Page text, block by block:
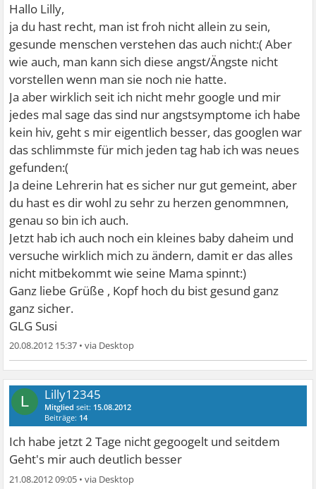
Hallo Lilly,
ja du hast recht, man ist froh nicht allein zu sein,
gesunde menschen verstehen das auch nicht:( Aber
wie auch, man kann sich diese angst/Ängste nicht
vorstellen wenn man sie noch nie hatte.
Ja aber wirklich seit ich nicht mehr google und mir
jedes mal sage das sind nur angstsymptome ich habe
kein hiv, geht s mir eigentlich besser, das googlen war
das schlimmste für mich jeden tag hab ich was neues
gefunden:(
Ja deine Lehrerin hat es sicher nur gut gemeint, aber
du hast es dir wohl zu sehr zu herzen genommnen,
genau so bin ich auch.
Jetzt hab ich auch noch ein kleines baby daheim und
versuche wirklich mich zu ändern, damit er das alles
nicht mitbekommt wie seine Mama spinnt:)
Ganz liebe Grüße , Kopf hoch du bist gesund ganz
ganz sicher.
GLG Susi
20.08.2012 15:37 •
L Lilly12345
Mitglied seit: 15.08.2012
Beiträge: 14
Ich habe jetzt 2 Tage nicht gegoogelt und seitdem
Geht's mir auch deutlich besser
21.08.2012 09:05 •